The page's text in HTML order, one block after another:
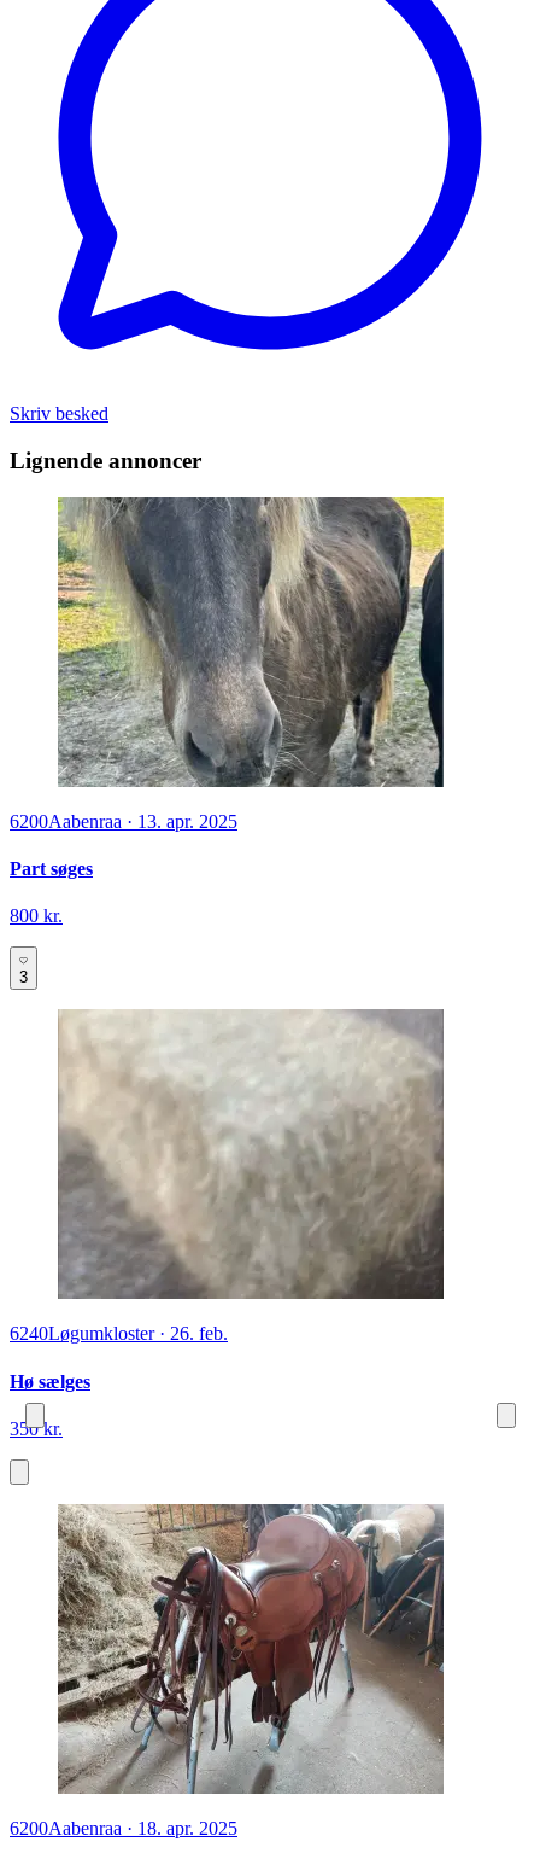
Skriv besked
Lignende annoncer
6200Aabenraa · 13. apr. 2025
Part søges
800 kr.
3
6240Løgumkloster· 26. feb.
Hø sælges
350 kr.
6200Aabenraa · 18. apr. 2025